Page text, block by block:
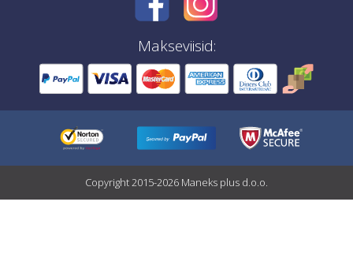
Makseviisid:
Copyright 2015-2026 Maneks plus d.o.o.